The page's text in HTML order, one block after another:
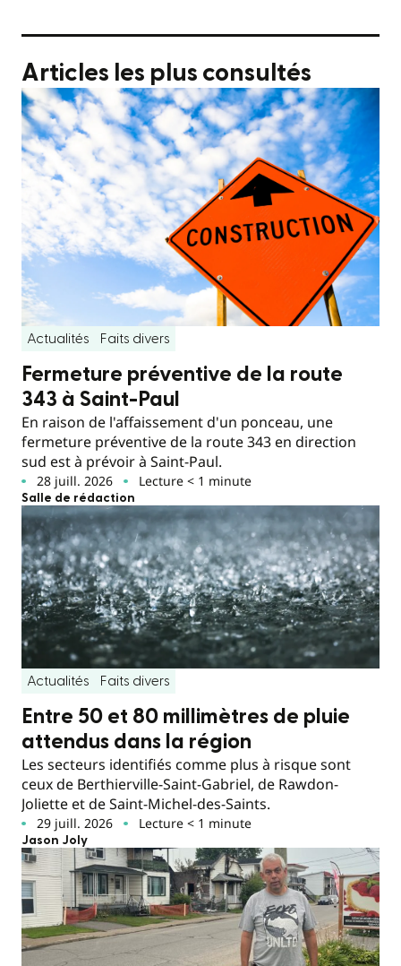
Articles les plus consultés
Actualités Faits divers
Fermeture préventive de la route
343 à Saint-Paul
En raison de l'affaissement d'un ponceau, une
fermeture préventive de la route 343 en direction
sud est à prévoir à Saint-Paul.
28 juill. 2026 Lecture < 1 minute
Salle de rédaction
Actualités Faits divers
Entre 50 et 80 millimètres de pluie
attendus dans la région
Les secteurs identifiés comme plus à risque sont
ceux de Berthierville-Saint-Gabriel, de Rawdon-
Joliette et de Saint-Michel-des-Saints.
29 juill. 2026 Lecture < 1 minute
Jason Joly